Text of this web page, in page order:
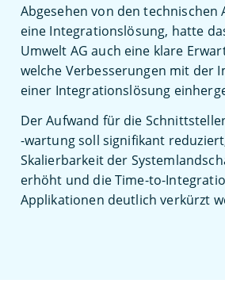
Abgesehen von den technischen
eine Integrationslösung, hatte
Umwelt AG auch eine klare
welche Verbesserungen mit der
einer Integrationslösung
Der Aufwand für die
-wartung soll signifikant
Skalierbarkeit der
erhöht und die Time-to-
Applikationen deutlich verkürzt